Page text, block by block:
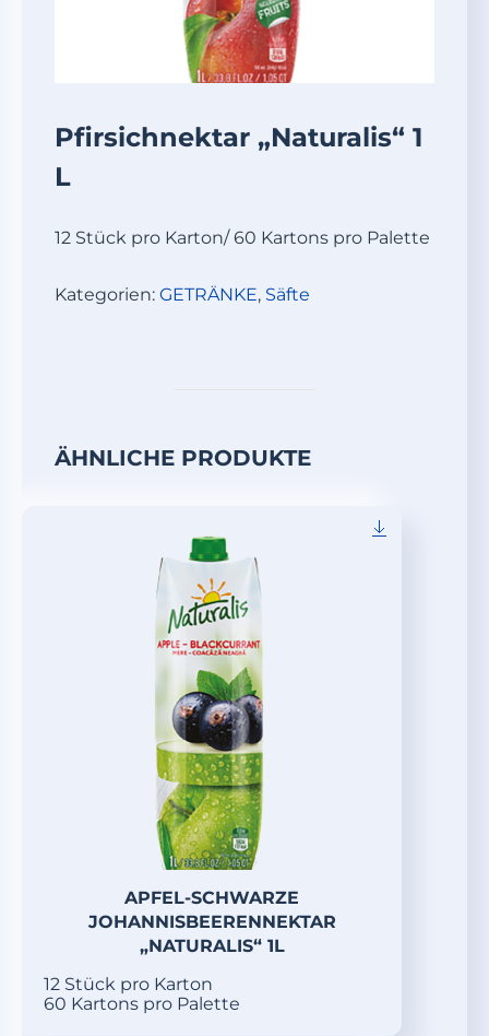
Pfirsichnektar „Naturalis“ 1
L
12 Stück pro Karton/ 60 Kartons pro Palette
Kategorien: GETRÄNKE, Säfte
ÄHNLICHE PRODUKTE
APFEL-SCHWARZE
JOHANNISBEERENNEKTAR
„NATURALIS“ 1L
12 Stück pro Karton
60 Kartons pro Palette